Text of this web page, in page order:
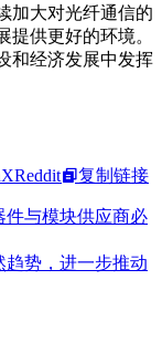
加大对光纤通信的
供更好的环境。
和经济发展中发挥
XReddit 复制链接
件与模块供应商必
趋势，进一步推动